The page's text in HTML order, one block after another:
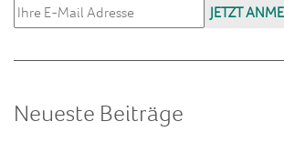
Neueste Beiträge